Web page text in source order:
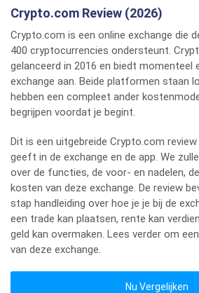
Crypto.com Review (2026)
Crypto.com is een online exchange die
400 cryptocurrencies ondersteunt.
gelanceerd in 2016 en biedt momenteel
exchange aan. Beide platformen staan
hebben een compleet ander
begrijpen voordat je begint.
Dit is een uitgebreide Crypto.com
geeft in de exchange en de app. We
over de functies, de voor- en nadelen,
kosten van deze exchange. De review
stap handleiding over hoe je je bij de
een trade kan plaatsen, rente kan
geld kan overmaken. Lees verder om
van deze exchange.
Nu Vergelijken